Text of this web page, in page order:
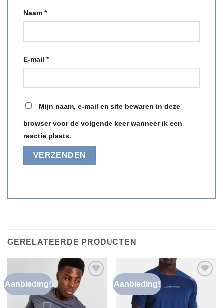
Naam *
E-mail *
Mijn naam, e-mail en site bewaren in deze
browser voor de volgende keer wanneer ik een
reactie plaats.
GERELATEERDE PRODUCTEN
Aanbieding!
Toevoegen
verlanglijst
Aanbieding!
Toevoegen
aan
verlanglijst